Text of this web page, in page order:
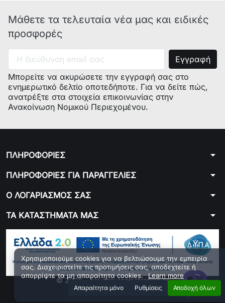
Μάθετε τα τελευταία νέα μας και ειδικές
προσφορές
Μπορείτε να ακυρώσετε την εγγραφή σας στο
ενημερωτικό δελτίο οποτεδήποτε. Για να δείτε πώς,
ανατρέξτε στα στοιχεία επικοινωνίας στην
Ανακοίνωση Νομικού Περιεχομένου.
ΠΛΗΡΟΦΟΡΙΕΣ arrow_drop_down
ΠΛΗΡΟΦΟΡΙΕΣ ΓΙΑ ΠΑΡΑΓΓΕΛΙΕΣ arrow_drop_down
Ο ΛΟΓΑΡΙΑΣΜΟΣ ΣΑΣ arrow_drop_down
ΤΑ ΚΑΤΑΣΤΗΜΑΤΑ ΜΑΣ arrow_drop_down
Χρησιμοποιούμε cookies για να βελτιώσουμε την εμπειρία
σας. Διαχειριστείτε τις προτιμήσεις σας, αποδεχτείτε ή
απορρίψτε τα μη απαραίτητα cookies. Learn more
Aπαραίτητα μόνο Ρυθμίσεις Αποδοχή όλων
© 2026 - ploutarxoselectronics.gr
Developed by 01generator